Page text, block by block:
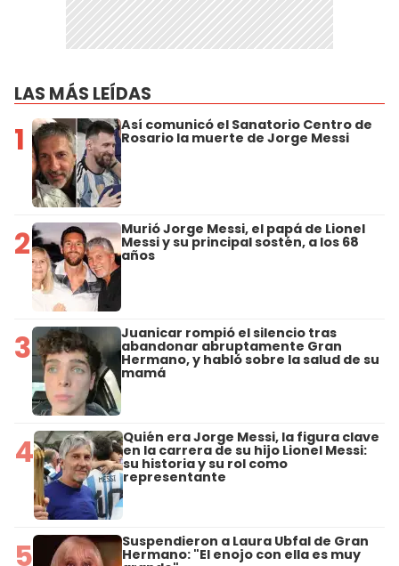
LAS MÁS LEÍDAS
1 Así comunicó el Sanatorio Centro de
Rosario la muerte de Jorge Messi
2 Murió Jorge Messi, el papá de Lionel
Messi y su principal sostén, a los 68
años
3 Juanicar rompió el silencio tras
abandonar abruptamente Gran
Hermano, y habló sobre la salud de su
mamá
4 Quién era Jorge Messi, la figura clave
en la carrera de su hijo Lionel Messi:
su historia y su rol como
representante
5 Suspendieron a Laura Ubfal de Gran
Hermano: "El enojo con ella es muy